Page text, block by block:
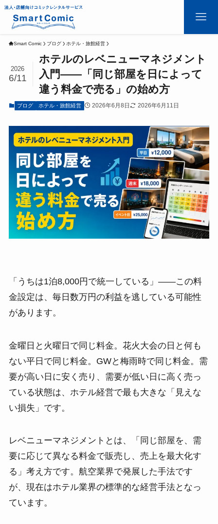
Smart Comic ブログ ホテル・旅館経営
ホテルのレベニューマネジメント
入門——「同じ部屋を日によって
違う料金で売る」の始め方
2026
6/11
ブログ ホテル・旅館経営 2026年6月8日 2026年6月11日
「うちは1泊8,000円で統一している」——この料
金設定は、毎日数万円の利益を逃している可能性
があります。
金曜日と火曜日で同じ料金。花火大会の日と何も
ない平日で同じ料金。GWと梅雨時で同じ料金。需
要が高い日に安く売り、需要が低い日に高く売っ
ている状態は、ホテル経営で最も大きな「見えな
い損失」です。
レベニューマネジメントとは、「同じ部屋を、需
要に応じて異なる料金で販売し、売上を最大化す
る」考え方です。航空業界で発展した手法です
が、現在はホテル業界の標準的な経営手法となっ
ています。